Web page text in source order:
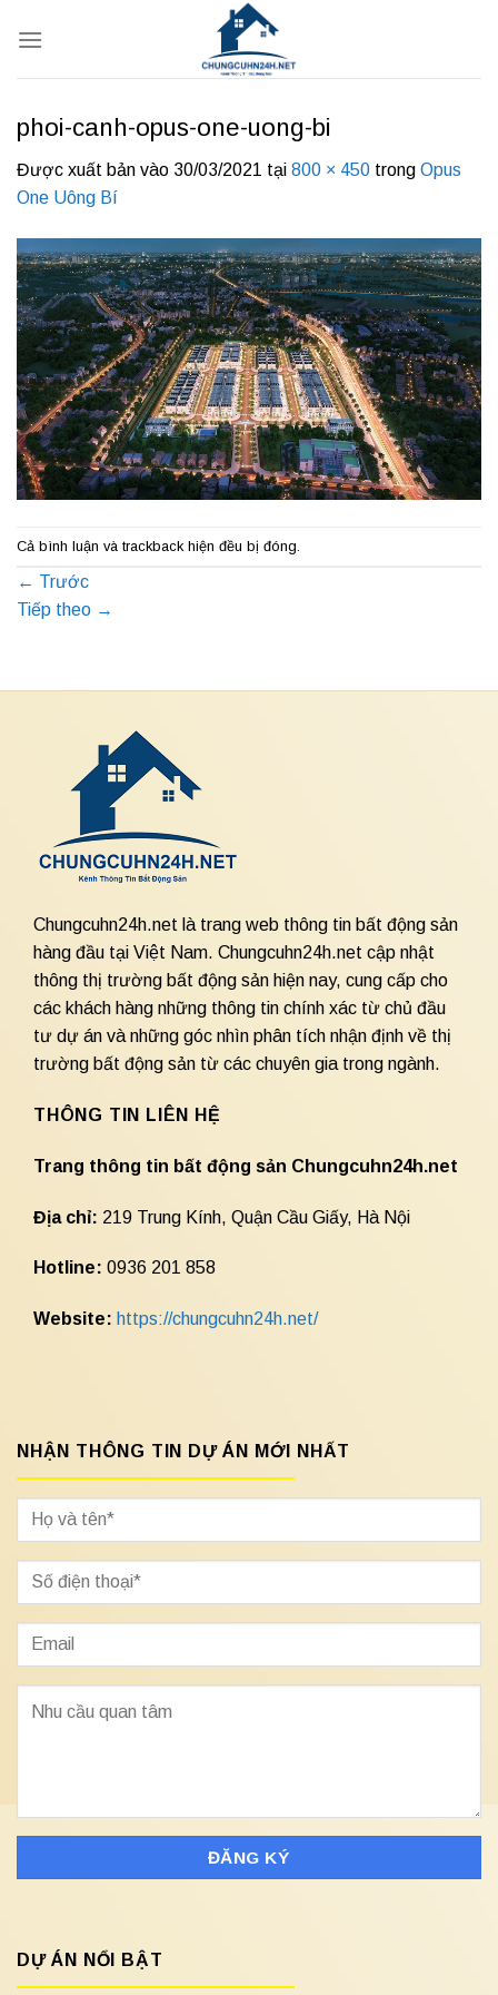
qua
phoi-canh-opus-one-uong-bi
Được xuất bản vào 30/03/2021 tại 800 × 450 trong Opus
One Uông Bí
Cả bình luận và trackback hiện đều bị đóng.
← Trước
Tiếp theo →
Chungcuhn24h.net là trang web thông tin bất động sản
hàng đầu tại Việt Nam. Chungcuhn24h.net cập nhật
thông thị trường bất động sản hiện nay, cung cấp cho
các khách hàng những thông tin chính xác từ chủ đầu
tư dự án và những góc nhìn phân tích nhận định về thị
trường bất động sản từ các chuyên gia trong ngành.
THÔNG TIN LIÊN HỆ
Trang thông tin bất động sản Chungcuhn24h.net
Địa chỉ: 219 Trung Kính, Quận Cầu Giấy, Hà Nội
Hotline: 0936 201 858
Website: https://chungcuhn24h.net/
NHẬN THÔNG TIN DỰ ÁN MỚI NHẤT
DỰ ÁN NỔI BẬT